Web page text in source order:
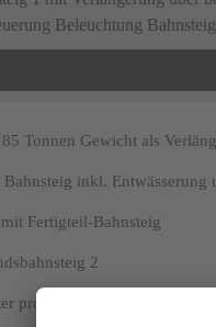
Beleuchtung
Tonnen Gewicht als
inkl. Entwässerung
Fertigteil-Bahnsteig
2
pro Querung